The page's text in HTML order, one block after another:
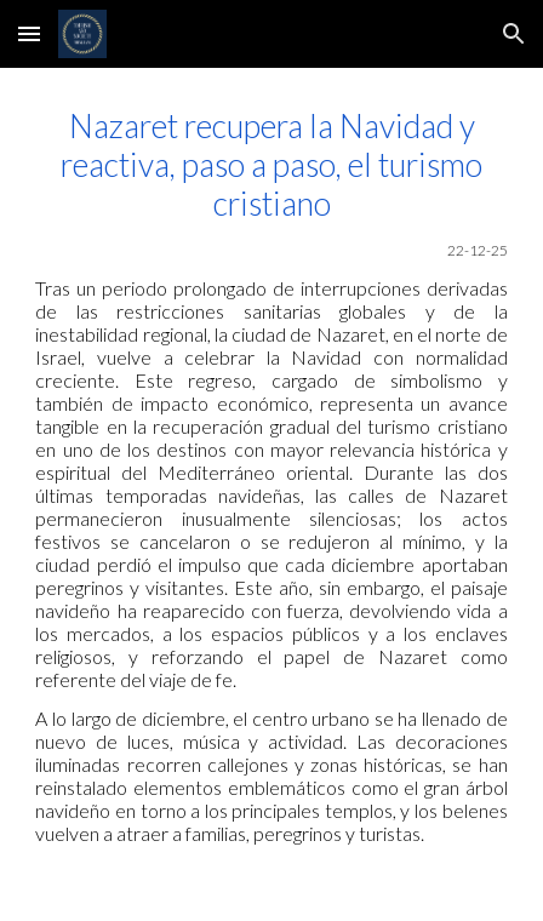
Skip to main content Skip to navigation
Nazaret recupera la Navidad y
reactiva, paso a paso, el turismo
cristiano
22-12-25
Tras un periodo prolongado de interrupciones derivadas
de las restricciones sanitarias globales y de la
inestabilidad regional, la ciudad de Nazaret, en el norte de
Israel, vuelve a celebrar la Navidad con normalidad
creciente. Este regreso, cargado de simbolismo y
también de impacto económico, representa un avance
tangible en la recuperación gradual del turismo cristiano
en uno de los destinos con mayor relevancia histórica y
espiritual del Mediterráneo oriental. Durante las dos
últimas temporadas navideñas, las calles de Nazaret
permanecieron inusualmente silenciosas; los actos
festivos se cancelaron o se redujeron al mínimo, y la
ciudad perdió el impulso que cada diciembre aportaban
peregrinos y visitantes. Este año, sin embargo, el paisaje
navideño ha reaparecido con fuerza, devolviendo vida a
los mercados, a los espacios públicos y a los enclaves
religiosos, y reforzando el papel de Nazaret como
referente del viaje de fe.
A lo largo de diciembre, el centro urbano se ha llenado de
nuevo de luces, música y actividad. Las decoraciones
iluminadas recorren callejones y zonas históricas, se han
reinstalado elementos emblemáticos como el gran árbol
navideño en torno a los principales templos, y los belenes
vuelven a atraer a familias, peregrinos y turistas.